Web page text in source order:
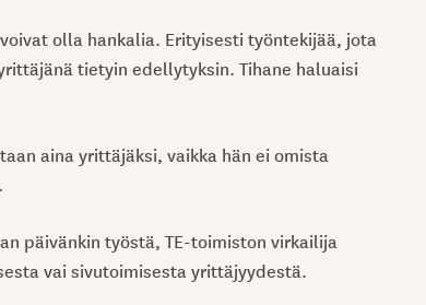
olla hankalia. Erityisesti työntekijää, jota
tietyin edellytyksin. Tihane haluaisi
aina yrittäjäksi, vaikka hän ei omista
päivänkin työstä, TE-toimiston virkailija
vai sivutoimisesta yrittäjyydestä.